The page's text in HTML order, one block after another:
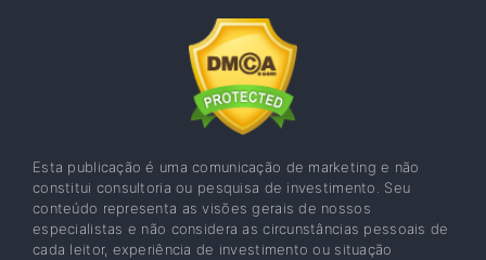
Esta publicação é uma comunicação de marketing e não
constitui consultoria ou pesquisa de investimento. Seu
conteúdo representa as visões gerais de nossos
especialistas e não considera as circunstâncias pessoais de
cada leitor, experiência de investimento ou situação